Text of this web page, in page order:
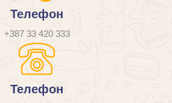
Телефон
+387 33 420 333
Телефон